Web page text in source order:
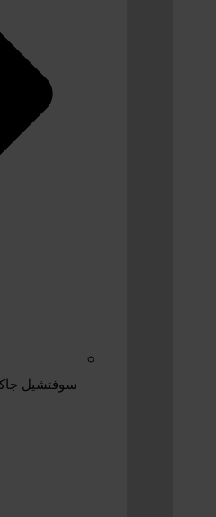
سوفتشيل جاكيتات